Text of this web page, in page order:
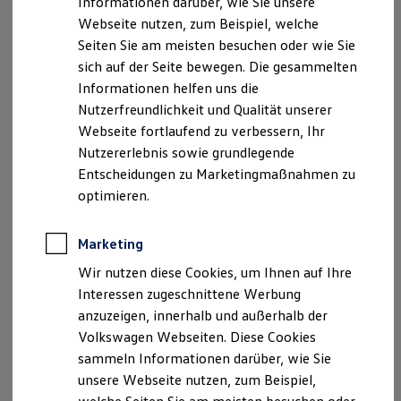
Garantien
Kfz-Versicherung für Nutzfahrzeuge
Restschuldversicherung
Wartungsverträge
Besitzer & Service
Reparatur & Service
Sommer-Special
Reparatur, Pflege & Inspektion
Servicetermin anfragen
Service-Vorteile bei Volkswagen Nutzfahrzeuge
ServicePlus
Economy Service
Räder & Reifen Service
Notdienst und Pannenhilfe
Software, Konnektivität & Apps
California App
VW Connect für Ihren ID. Buzz
VW Connect für Ihren Transporter/Caravelle
VW Connect für Ihren Amarok
VW Connect für andere Modelle
Connect Pro
Fleet Interface Data
Multistop Pathfinder
Übersicht Software Updates
für drei Jahre. VW Connect Upgrades
auf Wunsch hinzugebucht werden. Das High-End-System
kann zudem eine Ansicht der Navigationskarte auf dem
Digital Cockpit
darstellen und ermöglicht die
Verkehrszeichenerkennung.
Nutzungsbedingungen
Lizenzhinweise Dritter
Rückrufe
VERTRAG WIDERRUFEN
Disclaimer von Volkswagen AG
Webseite nutzen, zum Beispiel, welche
Seiten Sie am meisten besuchen oder wie Sie
sich auf der Seite bewegen. Die gesammelten
Informationen helfen uns die
Nutzerfreundlichkeit und Qualität unserer
Webseite fortlaufend zu verbessern, Ihr
Nutzererlebnis sowie grundlegende
Entscheidungen zu Marketingmaßnahmen zu
optimieren.
Marketing
Wir nutzen diese Cookies, um Ihnen auf Ihre
Interessen zugeschnittene Werbung
anzuzeigen, innerhalb und außerhalb der
Volkswagen Webseiten. Diese Cookies
sammeln Informationen darüber, wie Sie
unsere Webseite nutzen, zum Beispiel,